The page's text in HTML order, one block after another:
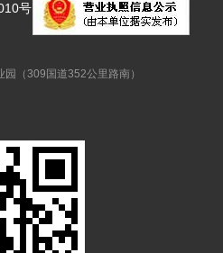
号
（309国道352公里路南）